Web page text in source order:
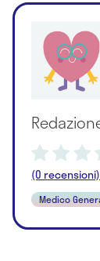
(0 recensioni)
Medico